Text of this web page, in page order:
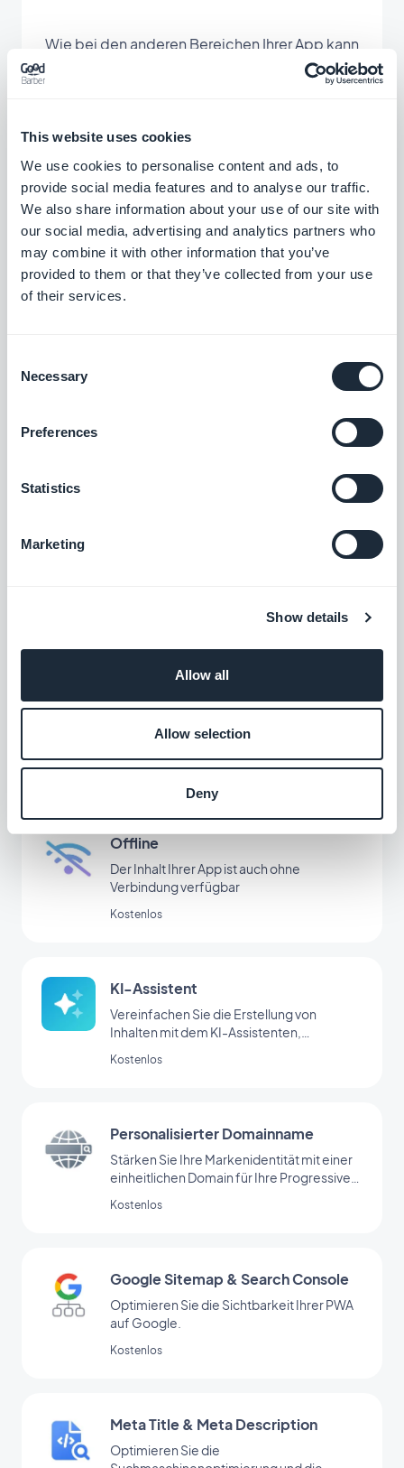
This website uses cookies
We use cookies to personalise content and ads, to
provide social media features and to analyse our traffic.
We also share information about your use of our site with
our social media, advertising and analytics partners who
may combine it with other information that you’ve
provided to them or that they’ve collected from your use
of their services.
Selection
Necessary
Preferences
Statistics
Marketing
Show details
Allow all
Allow selection
Deny
Wie bei den anderen Bereichen Ihrer App kann
auch das Design des Menübereichs individuell
Zugehörige
Erweiterungen
Nutzergenerierte Inhalte direkt in Ihrer
Ihrer App interagieren und Daten erheben.
App-Anleitung
führen Sie Ihre Nutzer durch den ersten
Start Ihrer App
$5pro Monat
Offline
Der Inhalt Ihrer App ist auch ohne
Verbindung verfügbar
Kostenlos
KI-Assistent
Vereinfachen Sie die Erstellung von
Inhalten mit dem KI-Assistenten,
Kostenlos
Personalisierter Domainname
Stärken Sie Ihre Markenidentität mit einer
einheitlichen Domain für Ihre Progressive
Kostenlos
Google Sitemap & Search Console
Optimieren Sie die Sichtbarkeit Ihrer PWA
auf Google.
Kostenlos
Meta Title & Meta Description
Optimieren Sie die